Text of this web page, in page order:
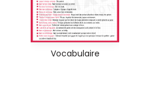
Vocabulaire